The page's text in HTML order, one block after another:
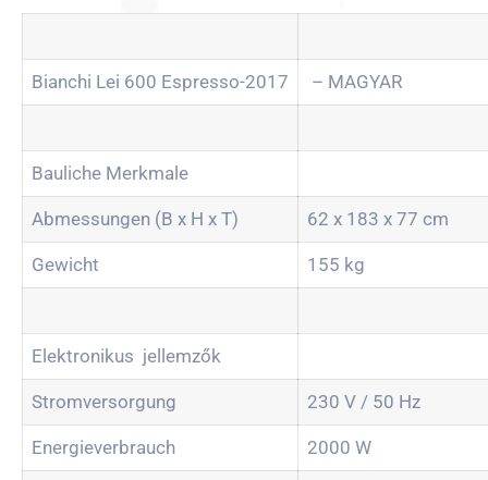
Bianchi Lei 600 Espresso-2017 – MAGYAR
Bauliche Merkmale
Abmessungen (B x H x T) 62 x 183 x 77 cm
Gewicht 155 kg
Elektronikus jellemzők
Stromversorgung 230 V / 50 Hz
Energieverbrauch 2000 W